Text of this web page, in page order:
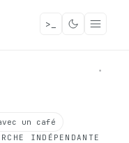
>_
un café
INDÉPENDANTE